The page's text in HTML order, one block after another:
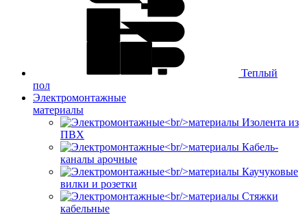
Теплый
пол
Электромонтажные
материалы
Изолента из
ПВХ
Кабель-
каналы арочные
Каучуковые
вилки и розетки
Стяжки
кабельные